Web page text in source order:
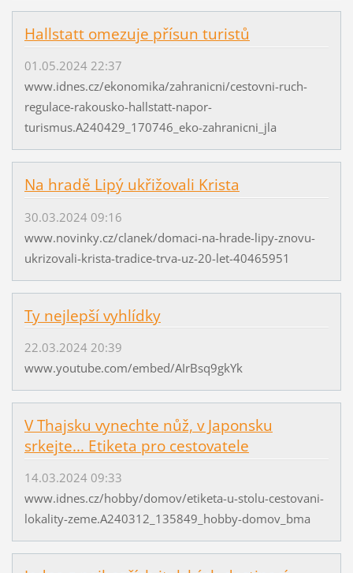
Hallstatt omezuje přísun turistů
01.05.2024 22:37
www.idnes.cz/ekonomika/zahranicni/cestovni-ruch-
regulace-rakousko-hallstatt-napor-
turismus.A240429_170746_eko-zahranicni_jla
Na hradě Lipý ukřižovali Krista
30.03.2024 09:16
www.novinky.cz/clanek/domaci-na-hrade-lipy-znovu-
ukrizovali-krista-tradice-trva-uz-20-let-40465951
Ty nejlepší vyhlídky
22.03.2024 20:39
www.youtube.com/embed/AIrBsq9gkYk
V Thajsku vynechte nůž, v Japonsku
srkejte... Etiketa pro cestovatele
14.03.2024 09:33
www.idnes.cz/hobby/domov/etiketa-u-stolu-cestovani-
lokality-zeme.A240312_135849_hobby-domov_bma